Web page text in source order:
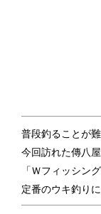
普段釣ることが
今回訪れた傳八
「Ｗフィッシン
定番のウキ釣り